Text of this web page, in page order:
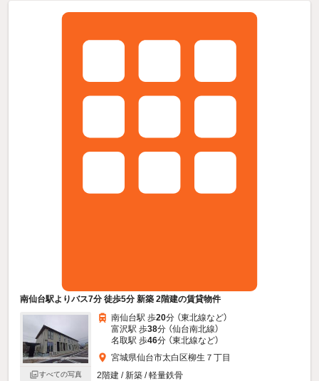
南仙台駅よりバス7分 徒歩5分 新築 2階建の賃貸物件
すべての写真
南仙台駅 歩20分 （東北線など）
富沢駅 歩38分 （仙台南北線）
名取駅 歩46分 （東北線など）
宮城県仙台市太白区柳生７丁目
2階建 / 新築 / 軽量鉄骨